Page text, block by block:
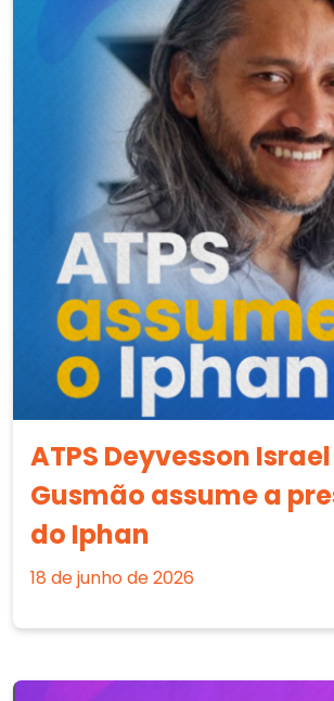
ATPS Deyvesson
Gusmão assume a
do Iphan
18 de junho de 2026